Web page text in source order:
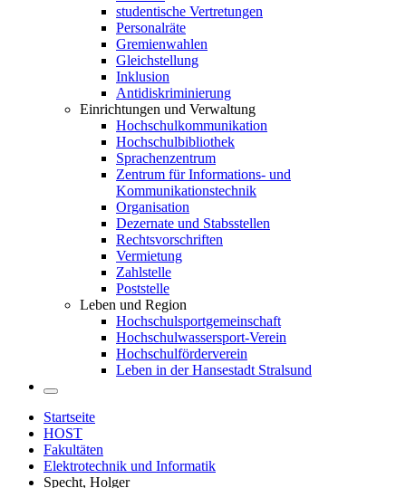
studentische Vertretungen
Personalräte
Gremienwahlen
Gleichstellung
Inklusion
Antidiskriminierung
Einrichtungen und Verwaltung
Hochschulkommunikation
Hochschulbibliothek
Sprachenzentrum
Zentrum für Informations- und
Kommunikationstechnik
Organisation
Dezernate und Stabsstellen
Rechtsvorschriften
Vermietung
Zahlstelle
Poststelle
Leben und Region
Hochschulsportgemeinschaft
Hochschulwassersport-Verein
Hochschulförderverein
Leben in der Hansestadt Stralsund
Startseite
HOST
Fakultäten
Elektrotechnik und Informatik
Specht, Holger